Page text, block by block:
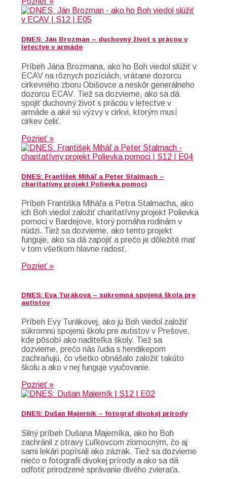
DNES: Ján Brozman – duchovný život s prácou v
letectve v armáde
Príbeh Jána Brozmana, ako ho Boh viedol slúžiť v
ECAV na rôznych pozíciách, vrátane dozorcu
cirkevného zboru Obišovce a neskôr generálneho
dozorcu ECAV. Tiež sa dozvieme, ako sa dá
spojiť duchovný život s prácou v letectve v
armáde a aké sú výzvy v cirkvi, ktorým musí
cirkev čeliť.
Pozrieť »
DNES: František Miháľ a Peter Stalmach –
charitatívny projekt Polievka pomoci
Príbeh Františka Miháľa a Petra Stalmacha, ako
ich Boh viedol založiť charitatívny projekt Polievka
pomoci v Bardejove, ktorý pomáha rodinám v
núdzi. Tiež sa dozvieme, ako tento projekt
funguje, ako sa dá zapojiť a prečo je dôležité mať
v tom všetkom hlavne radosť.
Pozrieť »
DNES: Eva Turáková – súkromná spojená škola pre
autistov
Príbeh Evy Turákovej, ako ju Boh viedol založiť
súkromnú spojenú školu pre autistov v Prešove,
kde pôsobí ako riaditeľka školy. Tiež sa
dozvieme, prečo nás ľudia s hendikepom
zachraňujú, čo všetko obnášalo založiť takúto
školu a ako v nej funguje vyučovanie.
Pozrieť »
DNES: Dušan Majerník – fotograf divokej prírody
Silný príbeh Dušana Majerníka, ako ho Boh
zachránil z otravy Ľuľkovcom zlomocným, čo aj
sami lekári popísali ako zázrak. Tiež sa dozvieme
niečo o fotografii divokej prírody a ako sa dá
odfotiť prirodzené správanie divého zvieraťa.